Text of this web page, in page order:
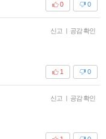
0
0
신고 | 공감 확인
0
1
신고 | 공감 확인